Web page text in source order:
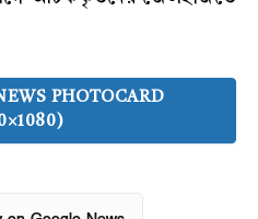
PHOTOCARD